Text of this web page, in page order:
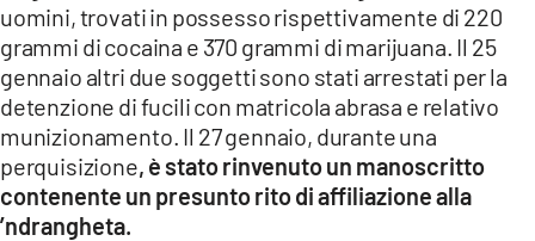
uomini, trovati in possesso rispettivamente di 220
grammi di cocaina e 370 grammi di marijuana. Il 25
gennaio altri due soggetti sono stati arrestati per la
detenzione di fucili con matricola abrasa e relativo
munizionamento. Il 27 gennaio, durante una
perquisizione, è stato rinvenuto un manoscritto
contenente un presunto rito di affiliazione alla
’ndrangheta.